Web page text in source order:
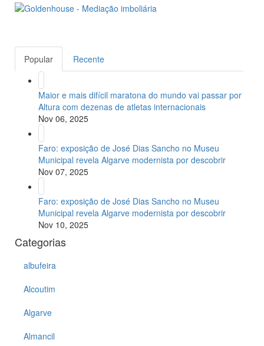
Popular Recente
Maior e mais difícil maratona do mundo vai passar por
Altura com dezenas de atletas internacionais
Nov 06, 2025
Faro: exposição de José Dias Sancho no Museu
Municipal revela Algarve modernista por descobrir
Nov 07, 2025
Faro: exposição de José Dias Sancho no Museu
Municipal revela Algarve modernista por descobrir
Nov 10, 2025
Categorias
albufeira
Alcoutim
Algarve
Almancil